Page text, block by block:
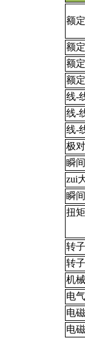
额
额
额
额
线-
线-
线-
极
瞬
zui
瞬
扭
转
转
机
电
电
电